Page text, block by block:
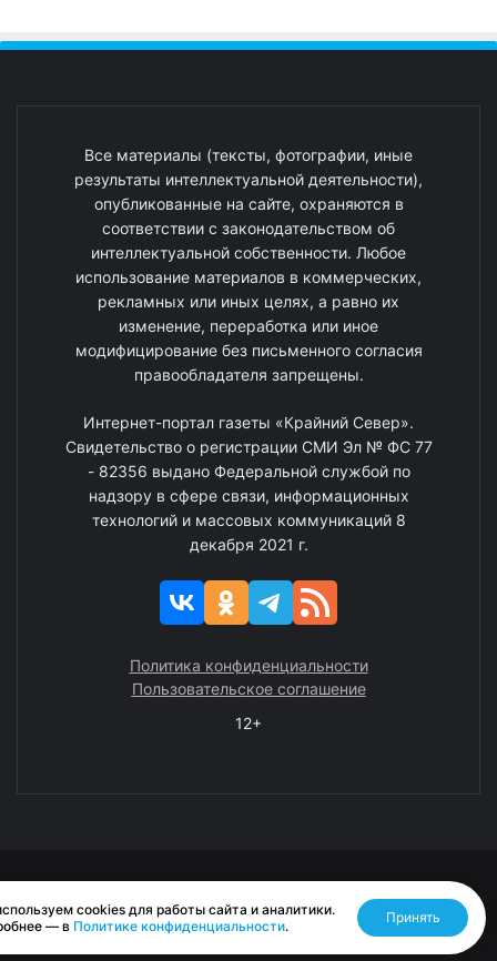
Все материалы (тексты, фотографии, иные
результаты интеллектуальной деятельности),
опубликованные на сайте, охраняются в
соответствии с законодательством об
интеллектуальной собственности. Любое
использование материалов в коммерческих,
рекламных или иных целях, а равно их
изменение, переработка или иное
модифицирование без письменного согласия
правообладателя запрещены.
Интернет-портал газеты «Крайний Север».
Свидетельство о регистрации СМИ Эл № ФС 77
- 82356 выдано Федеральной службой по
надзору в сфере связи, информационных
технологий и массовых коммуникаций 8
декабря 2021 г.
Политика конфиденциальности
Пользовательское соглашение
12+
Разработано RASA
cookies для работы сайта и аналитики.
— в Политике конфиденциальности.
Принять